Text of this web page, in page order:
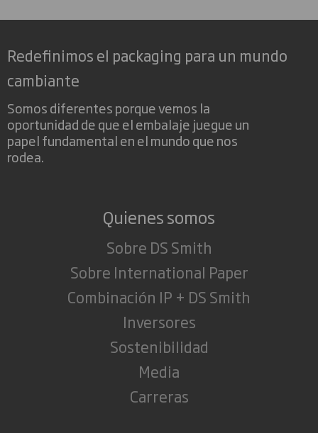
Redefinimos el packaging para un mundo
cambiante
Somos diferentes porque vemos la
oportunidad de que el embalaje juegue un
papel fundamental en el mundo que nos
rodea.
Quienes somos
Sobre DS Smith
Sobre International Paper
Combinación IP + DS Smith
Inversores
Sostenibilidad
Media
Carreras